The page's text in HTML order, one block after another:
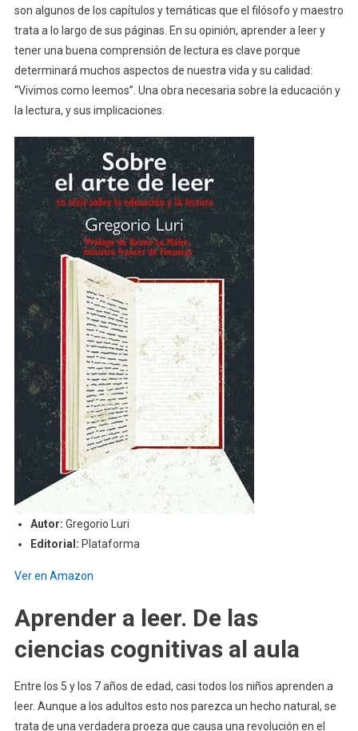
son algunos de los capítulos y temáticas que el filósofo y maestro
trata a lo largo de sus páginas. En su opinión, aprender a leer y
tener una buena comprensión de lectura es clave porque
determinará muchos aspectos de nuestra vida y su calidad:
“Vivimos como leemos”. Una obra necesaria sobre la educación y
la lectura, y sus implicaciones.
Autor: Gregorio Luri
Editorial: Plataforma
Ver en Amazon
Aprender a leer. De las
ciencias cognitivas al aula
Entre los 5 y los 7 años de edad, casi todos los niños aprenden a
leer. Aunque a los adultos esto nos parezca un hecho natural, se
trata de una verdadera proeza que causa una revolución en el